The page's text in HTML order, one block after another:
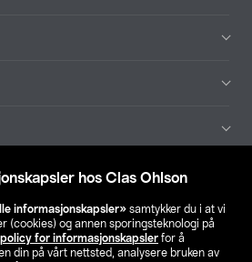
hos Clas Ohlson
informasjonskapsler» samtykker du i at vi
(cookies) og annen sporingsteknologi på
policy for informasjonskapsler for å
din på vårt nettsted, analysere bruken av
Finn din butikk